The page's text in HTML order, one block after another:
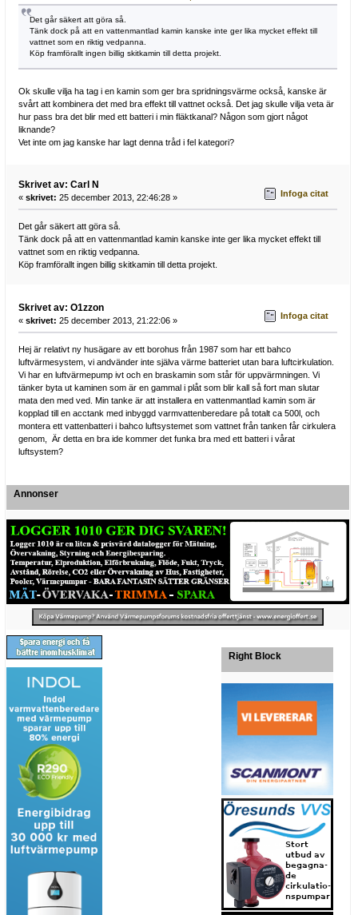
Det går säkert att göra så.
Tänk dock på att en vattenmantlad kamin kanske inte ger lika mycket effekt till
vattnet som en riktig vedpanna.
Köp framförallt ingen billig skitkamin till detta projekt.
Ok skulle vilja ha tag i en kamin som ger bra spridningsvärme också, kanske är
svårt att kombinera det med bra effekt till vattnet också. Det jag skulle vilja veta är
hur pass bra det blir med ett batteri i min fläktkanal? Någon som gjort något
liknande?
Vet inte om jag kanske har lagt denna tråd i fel kategori?
Skrivet av: Carl N
« skrivet: 25 december 2013, 22:46:28 » Infoga citat
Det går säkert att göra så.
Tänk dock på att en vattenmantlad kamin kanske inte ger lika mycket effekt till
vattnet som en riktig vedpanna.
Köp framförallt ingen billig skitkamin till detta projekt.
Skrivet av: O1zzon
« skrivet: 25 december 2013, 21:22:06 » Infoga citat
Hej är relativt ny husägare av ett borohus från 1987 som har ett bahco
luftvärmesystem, vi andvänder inte själva värme batteriet utan bara luftcirkulation.
Vi har en luftvärmepump ivt och en braskamin som står för uppvärmningen. Vi
tänker byta ut kaminen som är en gammal i plåt som blir kall så fort man slutar
mata den med ved. Min tanke är att installera en vattenmantlad kamin som är
kopplad till en acctank med inbyggd varmvattenberedare på totalt ca 500l, och
montera ett vattenbatteri i bahco luftsystemet som vattnet från tanken får cirkulera
genom, Är detta en bra ide kommer det funka bra med ett batteri i vårat
luftsystem?
Annonser
Right Block